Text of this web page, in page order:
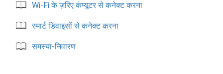
Wi-Fi के ज़रिए कंप्यूटर से कनेक्ट करना
स्मार्ट डिवाइसों से कनेक्ट करना
समस्या-निवारण